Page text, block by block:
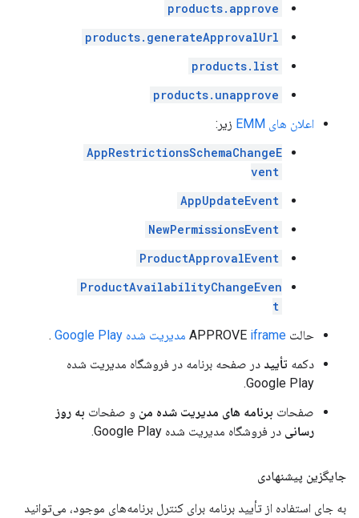
products.approve
products.generateApprovalUrl
products.list
products.unapprove
اعلان های EMM
زیر:
AppRestrictionsSchemaChangeE
vent
AppUpdateEvent
NewPermissionsEvent
ProductApprovalEvent
ProductAvailabilityChangeEven
t
حالت APPROVE iframe مدیریت شده Google Play
.
دکمه تأیید در صفحه برنامه در فروشگاه مدیریت شده
Google Play.
صفحات برنامه های مدیریت شده من و صفحات به روز
رسانی در فروشگاه مدیریت شده Google Play.
جایگزین پیشنهادی
به جای استفاده از تأیید برنامه برای کنترل برنامه‌های موجود، می‌توانید